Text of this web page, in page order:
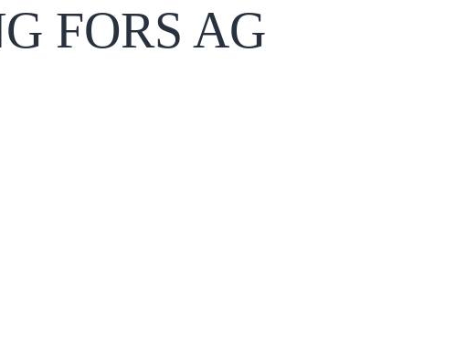
FORS AG